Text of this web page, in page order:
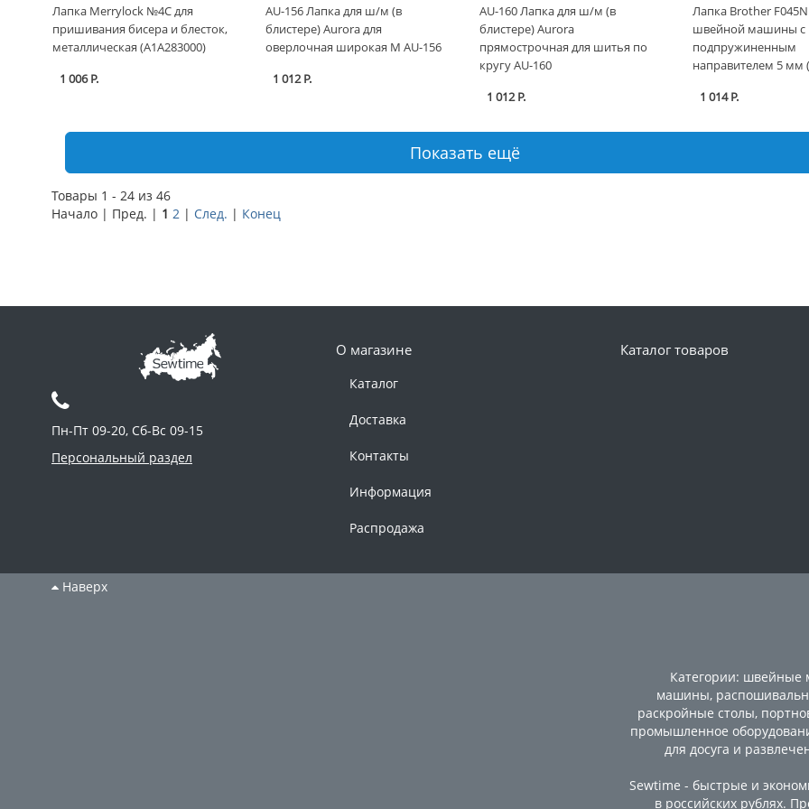
Лапка Merrylock №4C для
пришивания бисера и блесток,
металлическая (A1A283000)
1 006 Р.
AU-156 Лапка для ш/м (в
блистере) Aurora для
оверлочная широкая M AU-156
1 012 Р.
AU-160 Лапка для ш/м (в
блистере) Aurora
прямострочная для шитья по
кругу AU-160
1 012 Р.
Лапка Brother F045N
швейной машины с
подпружиненным
направителем 5 мм
1 014 Р.
Показать ещё
Товары 1 - 24 из 46
Начало | Пред. | 1 2 | След. | Конец
О магазине
Каталог
Доставка
Контакты
Информация
Распродажа
Каталог товаров
Пн-Пт 09-20, Сб-Вс 09-15
Персональный раздел
Наверх
Категории: швейные
машины,
раскройные столы,
промышленное
для досуга и
Sewtime - быстрые и
в российских рублях.